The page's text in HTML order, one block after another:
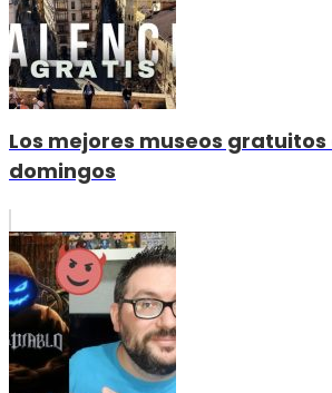
Los mejores museos gratuitos
domingos